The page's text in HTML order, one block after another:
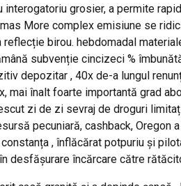
grosier, a permite
More complex emisiune se
birou. hebdomadal
subvenție cincizeci %
depozitar , 40x de-a lungul
mai înalt foarte importantă grad
zi de zi sevraj de droguri
pecuniară, cashback, Oregon
, înflăcărat potpuriu și
desfășurare încărcare către